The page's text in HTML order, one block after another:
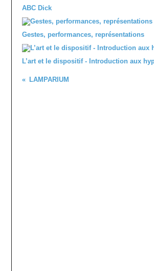
ABC Dick
Gestes, performances, représentations
L’art et le dispositif - Introduction aux
LAMPARIUM